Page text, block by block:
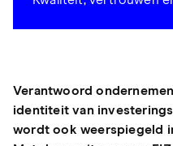
Verantwoord
identiteit van
wordt ook weerspiegeld